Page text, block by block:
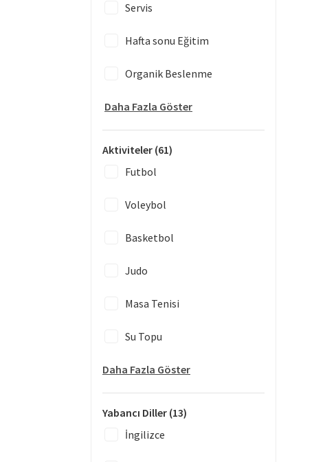
Servis
Hafta sonu Eğitim
Organik Beslenme
Daha Fazla Göster
Aktiviteler (61)
Futbol
Voleybol
Basketbol
Judo
Masa Tenisi
Su Topu
Daha Fazla Göster
Yabancı Diller (13)
İngilizce